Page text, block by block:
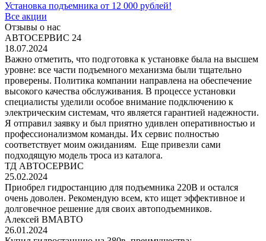
Установка подъемника от 12 000 рублей!
Все акции
Отзывы о нас
АВТОСЕРВИС 24
18.07.2024
Важно отметить, что подготовка к установке была на высшем
уровне: все части подъемного механизма были тщательно
проверены. Политика компании направлена на обеспечение
высокого качества обслуживания. В процессе установки
специалисты уделили особое внимание подключению к
электрическим системам, что является гарантией надежности.
Я отправил заявку и был приятно удивлен оперативностью и
профессионализмом команды. Их сервис полностью
соответствует моим ожиданиям. Еще привезли сами
подходящую модель троса из каталога.
ТД АВТОСЕРВИС
25.02.2024
Приобрел гидростанцию для подъемника 220В и остался
очень доволен. Рекомендую всем, кто ищет эффективное и
долговечное решение для своих автоподъемников.
Алексей ВМАВТО
26.01.2024